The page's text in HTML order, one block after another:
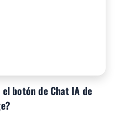
botón de Chat IA de